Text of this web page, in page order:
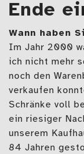
Ende
Wann haben
Im Jahr 2000
ich nicht mehr
noch den
verkaufen
Schränke voll
ein riesiger
unserem
84 Jahren